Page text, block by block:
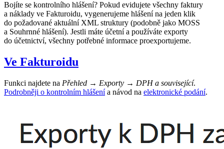
Bojíte se kontrolního hlášení? Pokud evidujete všechny faktury
a náklady ve Fakturoidu, vygenerujeme hlášení na jeden klik
do požadované aktuální XML struktury (podobně jako MOSS
a Souhrnné hlášení). Jestli máte účetní a používáte exporty
do účetnictví, všechny potřebné informace proexportujeme.
Ve Fakturoidu
Funkci najdete na Přehled → Exporty → DPH a související.
Podrobněji o kontrolním hlášenía návod na elektronické podání.